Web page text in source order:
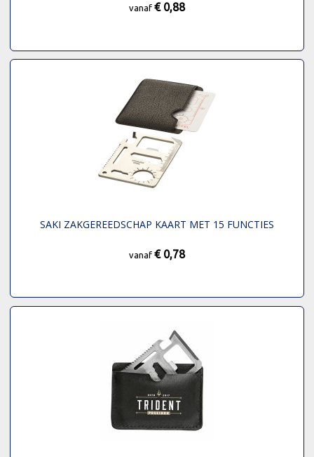
vanaf € 0,88
SAKI ZAKGEREEDSCHAP KAART MET 15 FUNCTIES
vanaf € 0,78